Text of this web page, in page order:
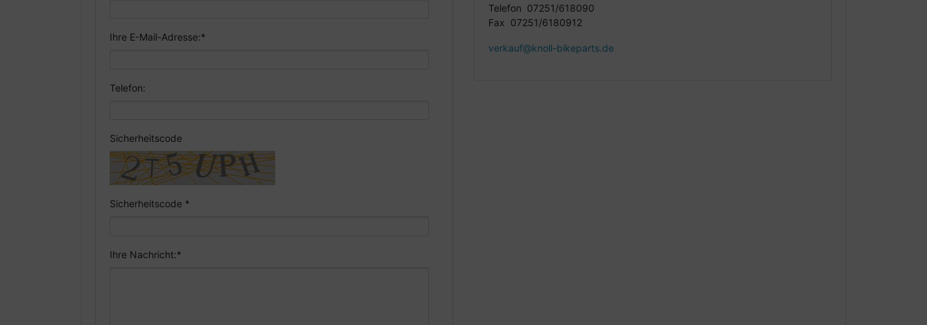
Ihre E-Mail-Adresse:*
Telefon:
Sicherheitscode
Sicherheitscode *
Ihre Nachricht:*
Telefon 07251/618090
Fax 07251/6180912
verkauf@knoll-bikeparts.de